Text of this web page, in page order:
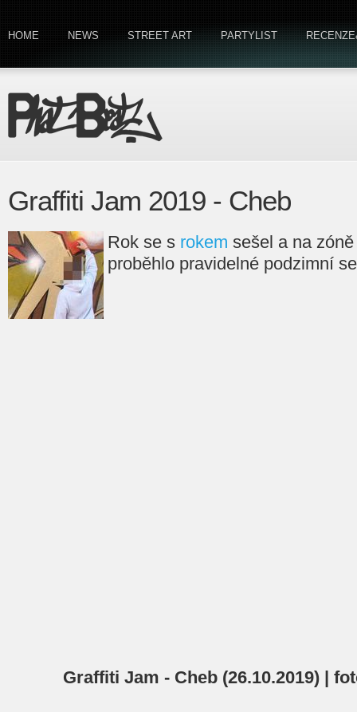
HOME NEWS STREET ART PARTYLIST
Graffiti Jam 2019 - Cheb
Rok se s rokem sešel a na
proběhlo pravidelné podzimní
Graffiti Jam - Cheb (26.10.2019) |